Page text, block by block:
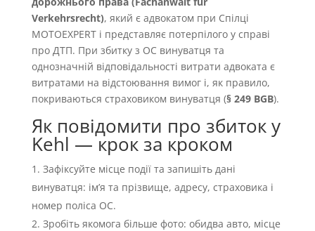
Verkehrsrecht), який є адвокатом при Спілці
MOTOEXPERT і представляє потерпілого у справі
про ДТП. При збитку з OC винуватця та
однозначній відповідальності витрати адвоката є
витратами на відстоювання вимог і, як правило,
покриваються страховиком винуватця (§ 249 BGB).
Як повідомити про збиток у
Kehl — крок за кроком
Зафіксуйте місце події та запишіть дані
винуватця: імʼя та прізвище, адресу, страховика і
номер поліса OC.
Зробіть якомога більше фото: обидва авто, місце